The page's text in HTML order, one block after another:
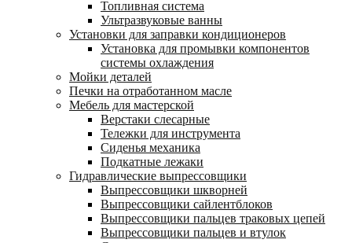
Топливная система
Ультразвуковые ванны
Установки для заправки кондиционеров
Установка для промывки компонентов
системы охлаждения
Мойки деталей
Печки на отработанном масле
Мебель для мастерской
Верстаки слесарные
Тележки для инструмента
Сиденья механика
Подкатные лежаки
Гидравлические выпрессовщики
Выпрессовщики шкворней
Выпрессовщики сайлентблоков
Выпрессовщики пальцев траковых цепей
Выпрессовщики пальцев и втулок